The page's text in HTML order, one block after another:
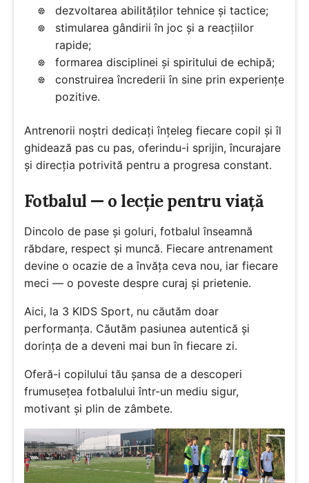
dezvoltarea abilităților tehnice și tactice;
stimularea gândirii în joc și a reacțiilor
rapide;
formarea disciplinei și spiritului de echipă;
construirea încrederii în sine prin experiențe
pozitive.
Antrenorii noștri dedicați înțeleg fiecare copil și îl
ghidează pas cu pas, oferindu-i sprijin, încurajare
și direcția potrivită pentru a progresa constant.
Fotbalul — o lecție pentru viață
Dincolo de pase și goluri, fotbalul înseamnă
răbdare, respect și muncă. Fiecare antrenament
devine o ocazie de a învăța ceva nou, iar fiecare
meci — o poveste despre curaj și prietenie.
Aici, la 3 KIDS Sport, nu căutăm doar
performanța. Căutăm pasiunea autentică și
dorința de a deveni mai bun în fiecare zi.
Oferă-i copilului tău șansa de a descoperi
frumusețea fotbalului într-un mediu sigur,
motivant și plin de zâmbete.